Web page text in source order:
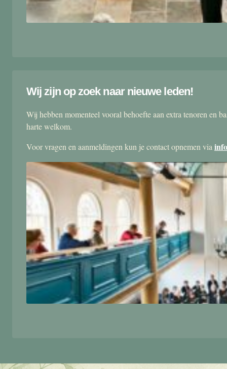
Wij zijn op zoek naar nieuwe leden!
Wij hebben momenteel vooral behoefte aan extra tenoren en
harte welkom.
Voor vragen en aanmeldingen kun je contact opnemen via